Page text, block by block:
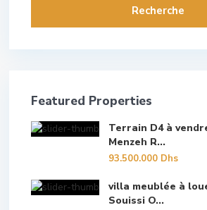
Recherche
Featured Properties
Terrain D4 à
Menzeh R...
93.500.000 Dhs
villa meublée à
Souissi O...